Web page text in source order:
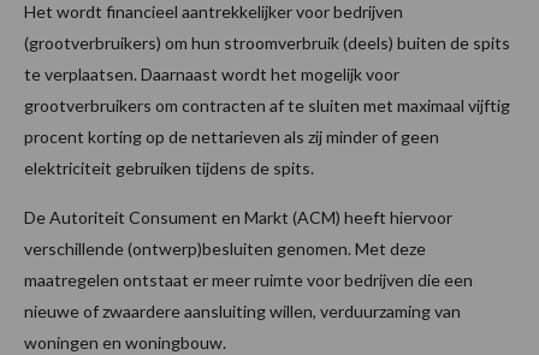
Het wordt financieel aantrekkelijker voor bedrijven
(grootverbruikers) om hun stroomverbruik (deels) buiten de spits
te verplaatsen. Daarnaast wordt het mogelijk voor
grootverbruikers om contracten af te sluiten met maximaal vijftig
procent korting op de nettarieven als zij minder of geen
elektriciteit gebruiken tijdens de spits.
De Autoriteit Consument en Markt (ACM) heeft hiervoor
verschillende (ontwerp)besluiten genomen. Met deze
maatregelen ontstaat er meer ruimte voor bedrijven die een
nieuwe of zwaardere aansluiting willen, verduurzaming van
woningen en woningbouw.